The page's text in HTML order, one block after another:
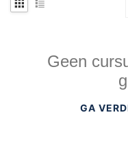
Geen
GA